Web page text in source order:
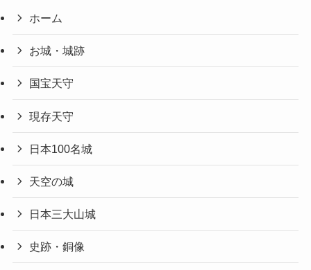
ホーム
お城・城跡
国宝天守
現存天守
日本100名城
天空の城
日本三大山城
史跡・銅像